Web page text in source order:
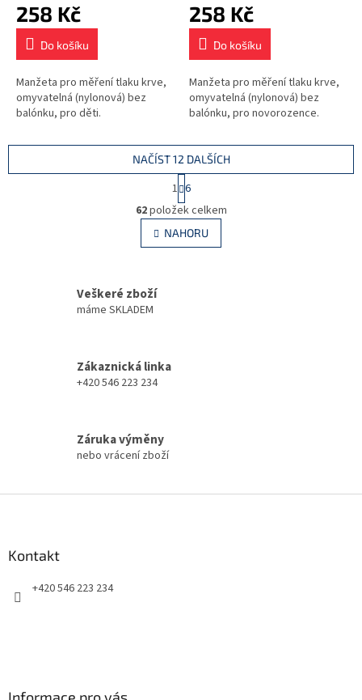
258 Kč
Do košíku
Manžeta pro měření tlaku krve,
omyvatelná (nylonová) bez
balónku, pro děti.
258 Kč
Do košíku
Manžeta pro měření tlaku krve,
omyvatelná (nylonová) bez
balónku, pro novorozence.
O
v
l
á
NAČÍST 12 DALŠÍCH
t
r
á
n
k
1 6
62položek celkem
NAHORU
Veškeré zboží
máme SKLADEM
Zákaznická linka
+420 546 223 234
Záruka výměny
nebo vrácení zboží
Kontakt
+420 546 223 234